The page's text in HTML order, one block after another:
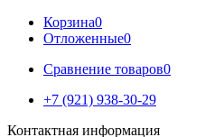
Корзина0
Отложенные0
Сравнение товаров0
+7 (921) 938-30-29
Контактная информация